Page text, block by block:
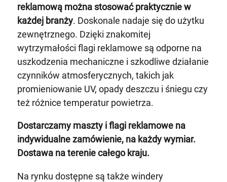
reklamową można stosować praktycznie w
każdej branży. Doskonale nadaje się do użytku
zewnętrznego. Dzięki znakomitej
wytrzymałości flagi reklamowe są odporne na
uszkodzenia mechaniczne i szkodliwe działanie
czynników atmosferycznych, takich jak
promieniowanie UV, opady deszczu i śniegu czy
też różnice temperatur powietrza.
Dostarczamy maszty i flagi reklamowe na
indywidualne zamówienie, na każdy wymiar.
Dostawa na terenie całego kraju.
Na rynku dostępne są także windery